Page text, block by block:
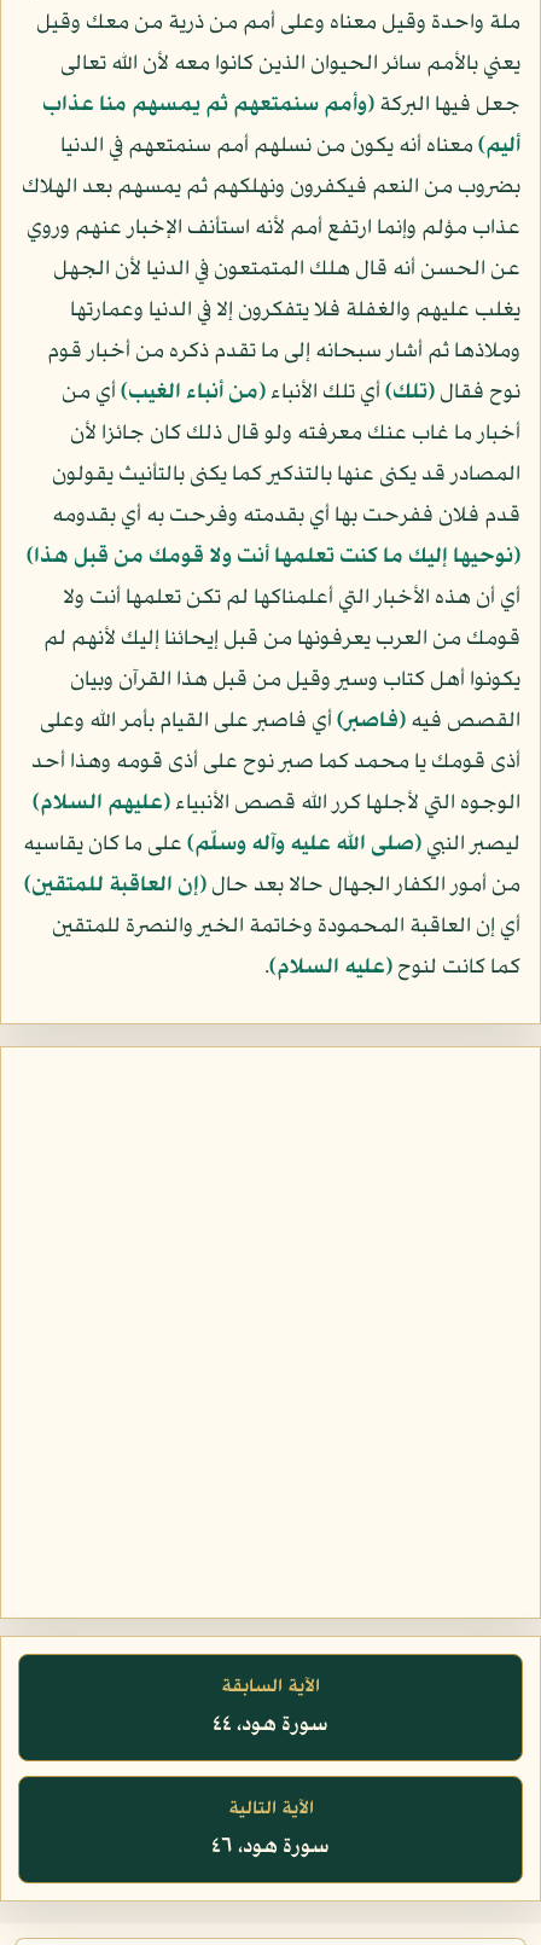
ملة واحدة وقيل معناه وعلى أمم من ذرية من معك وقيل
يعني بالأمم سائر الحيوان الذين كانوا معه لأن الله تعالى
جعل فيها البركة﴿وأمم سنمتعهم ثم يمسهم منا عذاب
أليم﴾معناه أنه يكون من نسلهم أمم سنمتعهم في الدنيا
بضروب من النعم فيكفرون ونهلكهم ثم يمسهم بعد الهلاك
عذاب مؤلم وإنما ارتفع أمم لأنه استأنف الإخبار عنهم وروي
عن الحسن أنه قال هلك المتمتعون في الدنيا لأن الجهل
يغلب عليهم والغفلة فلا يتفكرون إلا في الدنيا وعمارتها
وملاذها ثم أشار سبحانه إلى ما تقدم ذكره من أخبار قوم
نوح فقال﴿تلك﴾أي تلك الأنباء﴿من أنباء الغيب﴾أي من
أخبار ما غاب عنك معرفته ولو قال ذلك كان جائزا لأن
المصادر قد يكنى عنها بالتذكير كما يكنى بالتأنيث يقولون
قدم فلان ففرحت بها أي بقدمته وفرحت به أي بقدومه
﴿نوحيها إليك ما كنت تعلمها أنت ولا قومك من قبل هذا﴾
أي أن هذه الأخبار التي أعلمناكها لم تكن تعلمها أنت ولا
قومك من العرب يعرفونها من قبل إيحائنا إليك لأنهم لم
يكونوا أهل كتاب وسير وقيل من قبل هذا القرآن وبيان
القصص فيه﴿فاصبر﴾أي فاصبر على القيام بأمر الله وعلى
أذى قومك يا محمد كما صبر نوح على أذى قومه وهذا أحد
الوجوه التي لأجلها كرر الله قصص الأنبياء(عليهم السلام)
ليصبر النبي(صلى الله عليه وآله وسلّم)على ما كان يقاسيه
من أمور الكفار الجهال حالا بعد حال﴿إن العاقبة للمتقين﴾
أي إن العاقبة المحمودة وخاتمة الخير والنصرة للمتقين
كما كانت لنوح(عليه السلام).
الآية السابقة
سورة هود، ٤٤
الآية التالية
سورة هود، ٤٦